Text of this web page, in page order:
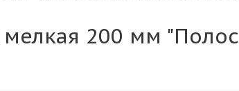
200 мм